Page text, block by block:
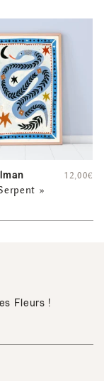
»
12,00€
Fleurs !